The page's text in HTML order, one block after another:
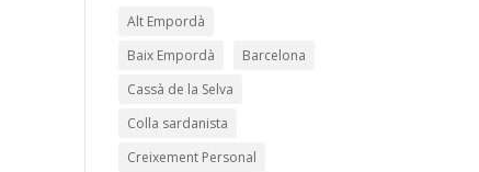
Alt Empordà
Baix Empordà
Barcelona
Cassà de la Selva
Colla sardanista
Creixement Personal